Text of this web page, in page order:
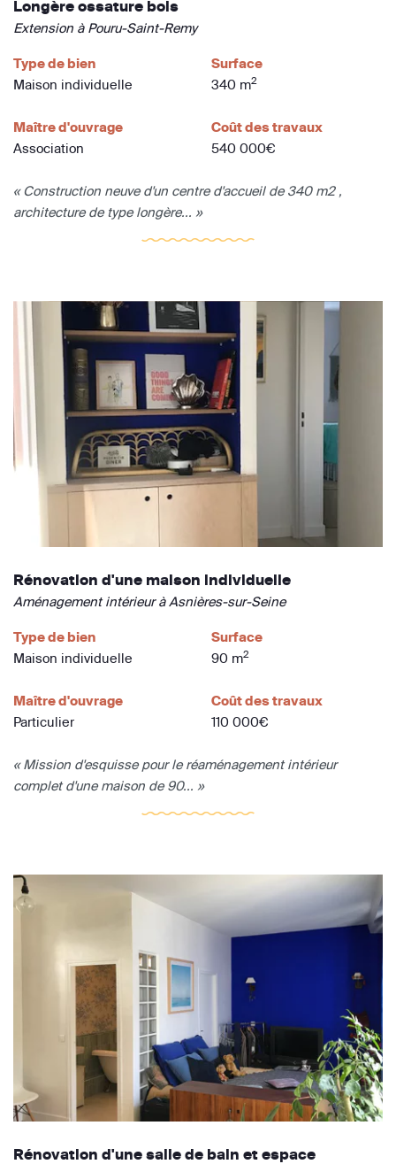
Longère ossature bois
Extension à Pouru-Saint-Remy
Type de bien
Maison individuelle
Surface
340 m2
Maître d'ouvrage
Association
Coût des travaux
540 000€
« Construction neuve d'un centre d'accueil de 340 m2 ,
architecture de type longère... »
Rénovation d'une maison individuelle
Aménagement intérieur à Asnières-sur-Seine
Type de bien
Maison individuelle
Surface
90 m2
Maître d'ouvrage
Particulier
Coût des travaux
110 000€
« Mission d'esquisse pour le réaménagement intérieur
complet d'une maison de 90... »
Rénovation d'une salle de bain et espace